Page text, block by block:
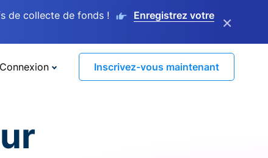
de collecte de fonds !
Enregistrez votre
×
Connexion Inscrivez-vous maintenant